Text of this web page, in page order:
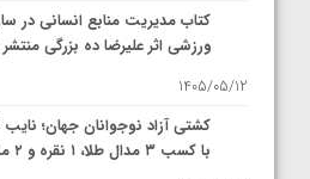
کتاب مدیریت منابع انسانی در
ورزشی اثر علیرضا ده بزرگی
1405/05/12
کشتی آزاد نوجوانان جهان؛ نایب
با کسب ۳ مدال طلا، ۱ نقره و ۲ مدال برنز